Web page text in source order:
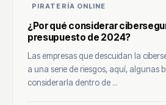
PIRATERÍA ONLINE
¿Por qué considerar
presupuesto de 2024?
Las empresas que descuidan la
a una serie de riesgos, aquí, algunas
considerarla dentro de ...